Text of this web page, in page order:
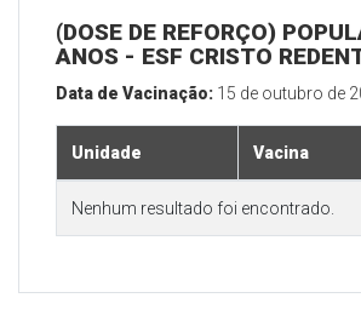
(DOSE DE REFORÇO)
ANOS - ESF CRISTO
Data de Vacinação: 15 de outubro de
Unidade Vacina
Nenhum resultado foi encontrado.